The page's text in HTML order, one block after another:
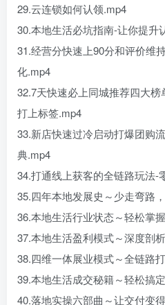
29.云连锁如何认领.mp4
30.本地生活必坑指南-让你提升
31.经营分快速上90分和评价维
化.mp4
32.7天快速必上同城推荐四大
打上标签.mp4
33.新店快速过冷启动打爆团购
典.mp4
34.打通线上获客的全链路玩法-
35.四年本地发展史～少走弯路
36.本地生活行业状态～轻松掌
37.本地生活盈利模式～深度剖
38.四维一体展业模式～全链路
39.本地生活成交秘籍～轻松搞
40.落地实操六部曲～让交付变